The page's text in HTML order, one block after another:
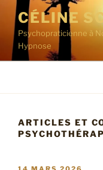
Aller
contenu
principal
CÉLINE
Psychopraticienne à
Hypnose
ARTICLES ET
PUBLIÉ